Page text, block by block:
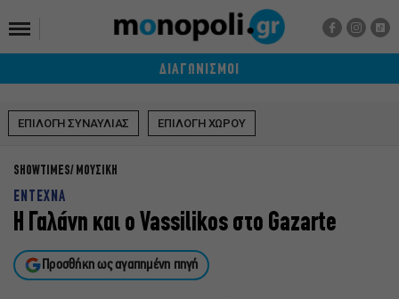
ΔΙΑΓΩΝΙΣΜΟΙ
ΕΠΙΛΟΓΗ ΣΥΝΑΥΛΙΑΣ ΕΠΙΛΟΓΗ ΧΩΡΟΥ
SHOWTIMES ΜΟΥΣΙΚΗ
ΕΝΤΕΧΝΑ
H Γαλάνη και ο Vassilikos στο Gazarte
Προσθήκη ως αγαπημένη πηγή